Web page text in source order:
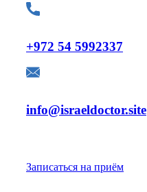
+972 54 5992337
info@israeldoctor.site
Записаться на приём